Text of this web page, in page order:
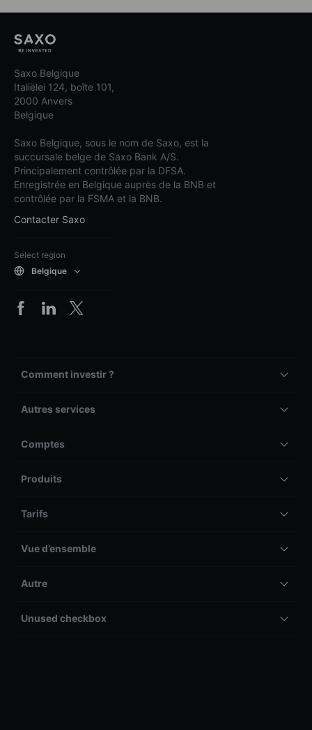
Saxo Belgique
Italiëlei 124, boîte 101,
2000 Anvers
Belgique
Saxo Belgique, sous le nom de Saxo, est la
succursale belge de Saxo Bank A/S.
Principalement contrôlée par la DFSA.
Enregistrée en Belgique auprès de la BNB et
contrôlée par la FSMA et la BNB.
Contacter Saxo
Select region
Belgique
Comment investir ?
Autres services
Comptes
Produits
Tarifs
Vue d’ensemble
Autre
Unused checkbox